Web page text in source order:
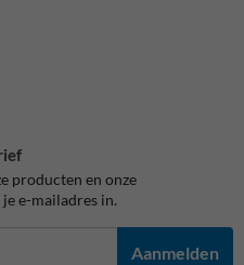
producten en onze
e-mailadres in.
Aanmelden